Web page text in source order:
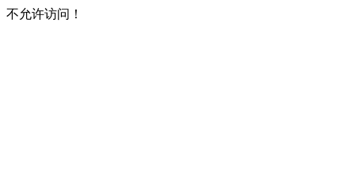
不允许访问！